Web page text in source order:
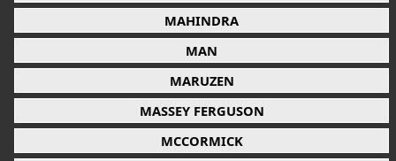
MAHINDRA
MAN
MARUZEN
MASSEY FERGUSON
MCCORMICK